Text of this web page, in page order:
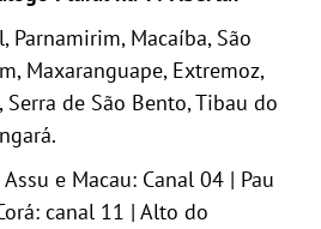
Parnamirim, Macaíba, São
Maxaranguape, Extremoz,
Serra de São Bento, Tibau do
e Macau: Canal 04 | Pau
canal 11 | Alto do